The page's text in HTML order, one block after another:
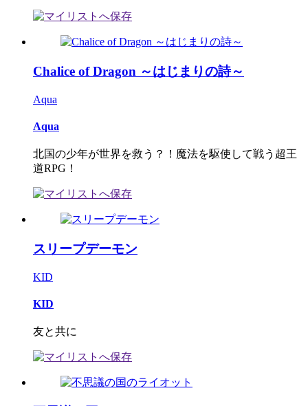
Chalice of Dragon ～はじまりの詩～
Aqua
Aqua
北国の少年が世界を救う？！魔法を駆使して戦う超王
道RPG！
スリープデーモン
KID
KID
友と共に